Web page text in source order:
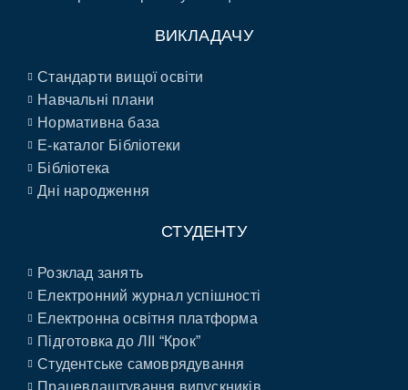
ВИКЛАДАЧУ
Стандарти вищої освіти
Навчальні плани
Нормативна база
E-каталог Бібліотеки
Бібліотека
Дні народження
СТУДЕНТУ
Розклад занять
Електронний журнал успішності
Електронна освітня платформа
Підготовка до ЛІІ “Крок”
Студентське самоврядування
Працевлаштування випускників